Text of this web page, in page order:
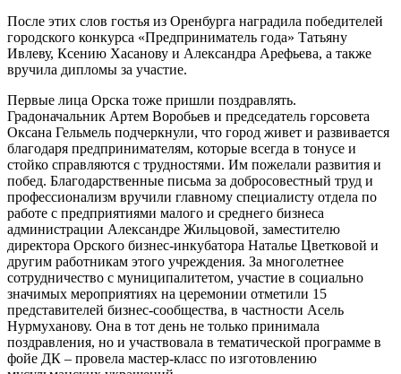
После этих слов гостья из Оренбурга наградила победителей
городского конкурса «Предприниматель года» Татьяну
Ивлеву, Ксению Хасанову и Александра Арефьева, а также
вручила дипломы за участие.
Первые лица Орска тоже пришли поздравлять.
Градоначальник Артем Воробьев и председатель горсовета
Оксана Гельмель подчеркнули, что город живет и развивается
благодаря предпринимателям, которые всегда в тонусе и
стойко справляются с трудностями. Им пожелали развития и
побед. Благодарственные письма за добросовестный труд и
профессионализм вручили главному специалисту отдела по
работе с предприятиями малого и среднего бизнеса
администрации Александре Жильцовой, заместителю
директора Орского бизнес-инкубатора Наталье Цветковой и
другим работникам этого учреждения. За многолетнее
сотрудничество с муниципалитетом, участие в социально
значимых мероприятиях на церемонии отметили 15
представителей бизнес-сообщества, в частности Асель
Нурмуханову. Она в тот день не только принимала
поздравления, но и участвовала в тематической программе в
фойе ДК – провела мастер-класс по изготовлению